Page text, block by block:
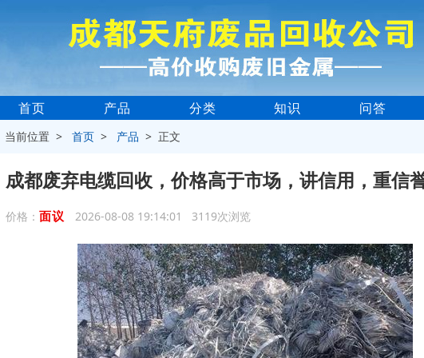
首页 产品 分类 知识 问答
当前位置 >首页 > 产品 > 正文
成都废弃电缆回收，价格高于市场，讲信用，重信
价格： 面议 2026-08-08 19:14:01 3119次浏览